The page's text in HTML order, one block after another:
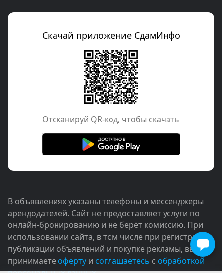
Скачай приложение СдамИнфо
Отcканируй QR-код, чтобы скачать
В объявлениях указаны телефоны и мессенджеры
арендодателей. Сайт не предоставляет услуги по
онлайн-бронированию и не берёт комиссию. При
использовании сайта, в том числе при регистрации,
публикации объявлений и покупке рекламы, вы
принимаете оферту и соглашаетесь с обработкой